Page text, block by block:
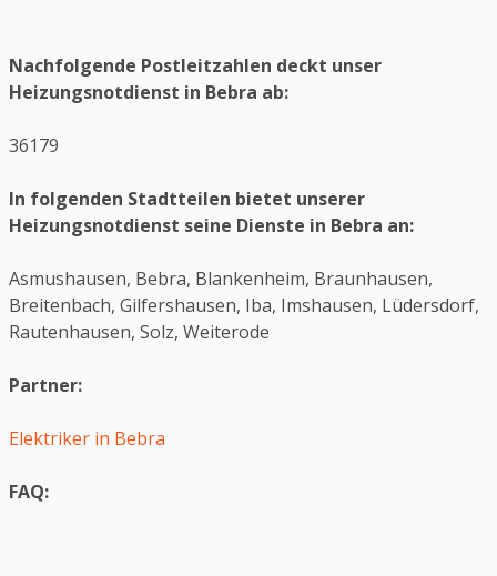
Nachfolgende Postleitzahlen deckt unser
Heizungsnotdienst in Bebra ab:
36179
In folgenden Stadtteilen bietet unserer
Heizungsnotdienst seine Dienste in Bebra an:
Asmushausen, Bebra, Blankenheim, Braunhausen,
Breitenbach, Gilfershausen, Iba, Imshausen, Lüdersdorf,
Rautenhausen, Solz, Weiterode
Partner:
Elektriker in Bebra
FAQ: